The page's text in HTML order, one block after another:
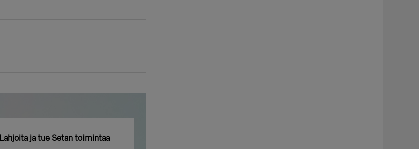
Lahjoita ja tue Setan toimintaa